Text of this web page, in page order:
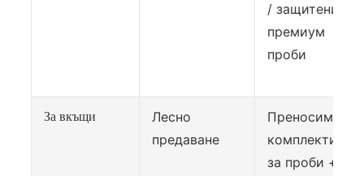
/ защитени
премиум
проби
За вкъщи
Лесно
предаване
Преносими
комплекти
за проби +